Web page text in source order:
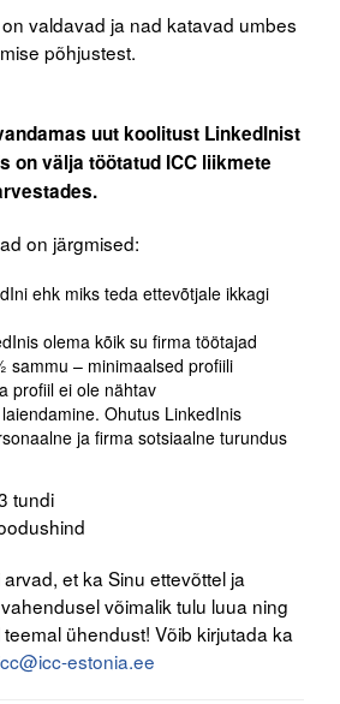
valdavad ja nad katavad umbes
põhjustest.
uut koolitust LinkedInist
on välja töötatud ICC liikmete
on järgmised:
ehk miks teda ettevõtjale ikkagi
olema kõik su firma töötajad
sammu – minimaalsed profiili
profiil ei ole nähtav
Ohutus LinkedInis
ja firma sotsiaalne turundus
tundi
et ka Sinu ettevõttel ja
võimalik tulu luua ning
ühendust! Võib kirjutada ka
estonia.ee